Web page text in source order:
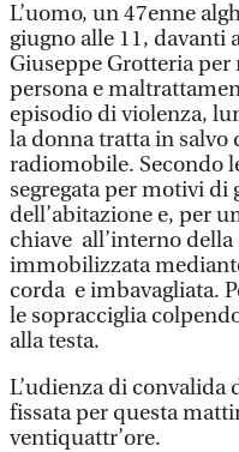
L’uomo, un 47enne
giugno alle 11, davanti
Giuseppe Grotteria
persona e
episodio di violenza,
la donna tratta in
radiomobile. Secondo
segregata per motivi di
dell’abitazione e, per
chiave all’interno della
immobilizzata
corda e imbavagliata.
le sopracciglia
alla testa.
L’udienza di convalida
fissata per questa
ventiquattr’ore.